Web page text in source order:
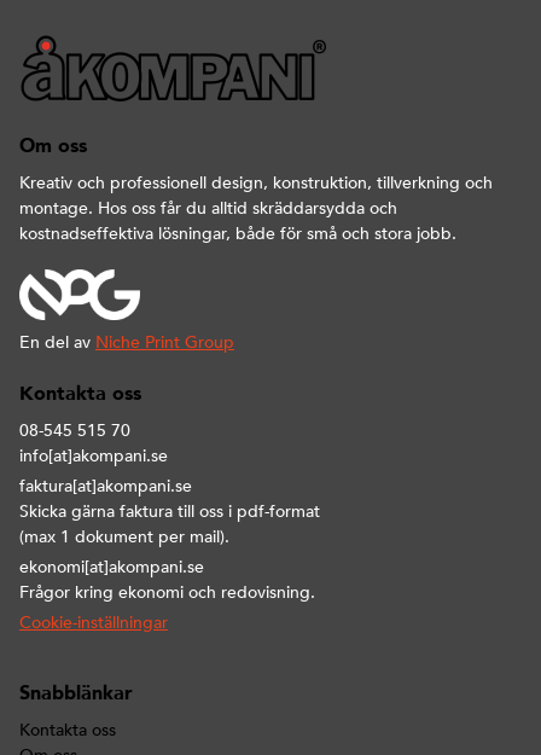
Om oss
Kreativ och professionell design, konstruktion, tillverkning och
montage. Hos oss får du alltid skräddarsydda och
kostnadseffektiva lösningar, både för små och stora jobb.
En del av Niche Print Group
Kontakta oss
08-545 515 70
info[at]akompani.se
faktura[at]akompani.se
Skicka gärna faktura till oss i pdf-format
(max 1 dokument per mail).
ekonomi[at]akompani.se
Frågor kring ekonomi och redovisning.
Cookie-inställningar
Snabblänkar
Kontakta oss